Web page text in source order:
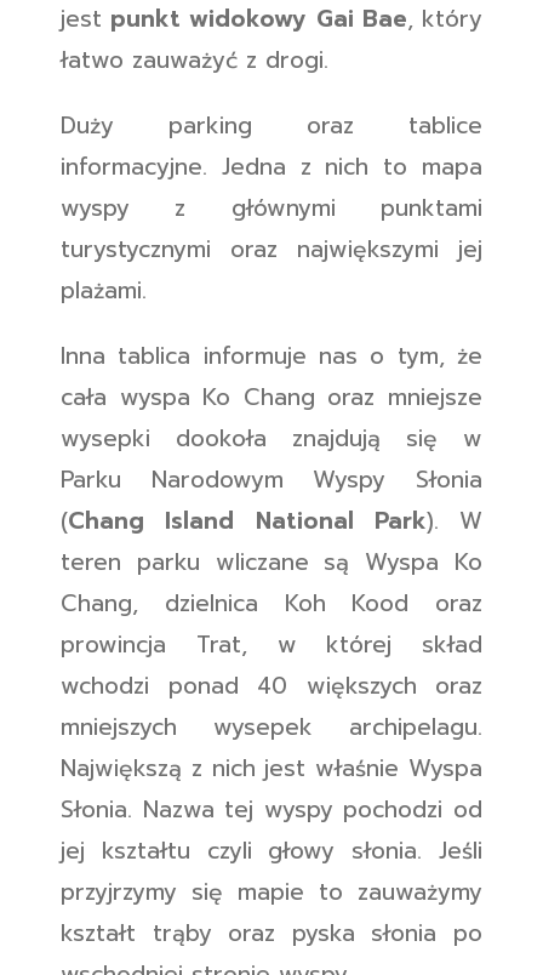
jest punkt widokowy Gai Bae, który
łatwo zauważyć z drogi.
Duży parking oraz tablice
informacyjne. Jedna z nich to mapa
wyspy z głównymi punktami
turystycznymi oraz największymi jej
plażami.
Inna tablica informuje nas o tym, że
cała wyspa Ko Chang oraz mniejsze
wysepki dookoła znajdują się w
Parku Narodowym Wyspy Słonia
(Chang Island National Park). W
teren parku wliczane są Wyspa Ko
Chang, dzielnica Koh Kood oraz
prowincja Trat, w której skład
wchodzi ponad 40 większych oraz
mniejszych wysepek archipelagu.
Największą z nich jest właśnie Wyspa
Słonia. Nazwa tej wyspy pochodzi od
jej kształtu czyli głowy słonia. Jeśli
przyjrzymy się mapie to zauważymy
kształt trąby oraz pyska słonia po